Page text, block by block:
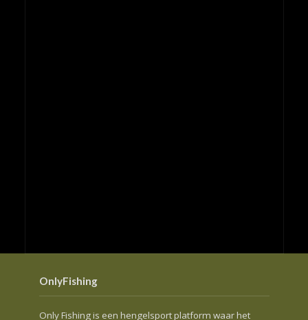
OnlyFishing
Only Fishing is een hengelsport platform waar het